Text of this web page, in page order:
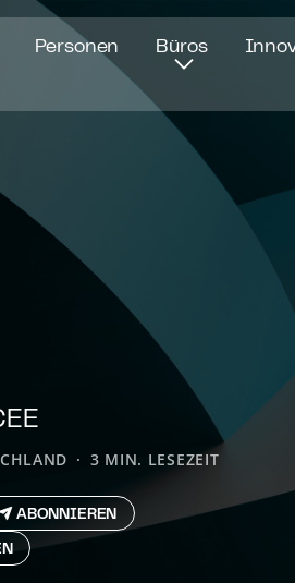
Personen Büros
3 MIN. LESEZEIT
ABONNIEREN